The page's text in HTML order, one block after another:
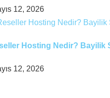
12, 2026
Hosting Nedir? Bayilik
12, 2026